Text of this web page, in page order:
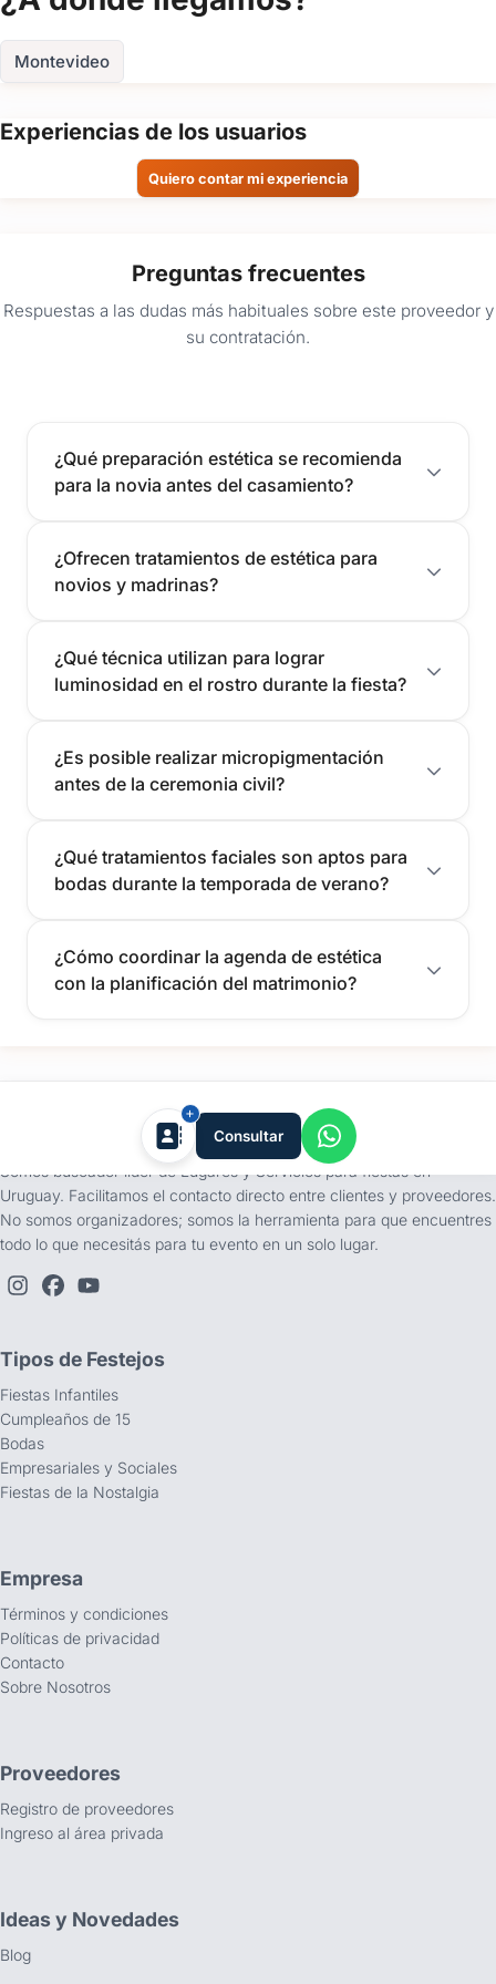
FOTOS
Montevideo
Experiencias de los usuarios
Quiero contar mi experiencia
Preguntas frecuentes
Respuestas a las dudas más habituales sobre este proveedor y
su contratación.
¿Qué preparación estética se recomienda
para la novia antes del casamiento?
¿Ofrecen tratamientos de estética para
novios y madrinas?
¿Qué técnica utilizan para lograr
luminosidad en el rostro durante la fiesta?
¿Es posible realizar micropigmentación
antes de la ceremonia civil?
¿Qué tratamientos faciales son aptos para
bodas durante la temporada de verano?
¿Cómo coordinar la agenda de estética
con la planificación del matrimonio?
Consultar
tufiesta.com.uy
Somos buscador líder de Lugares y Servicios para fiestas en
Uruguay. Facilitamos el contacto directo entre clientes y proveedores.
No somos organizadores; somos la herramienta para que encuentres
todo lo que necesitás para tu evento en un solo lugar.
Tipos de Festejos
Fiestas Infantiles
Cumpleaños de 15
Bodas
Empresariales y Sociales
Fiestas de la Nostalgia
Empresa
Términos y condiciones
Políticas de privacidad
Contacto
Sobre Nosotros
Proveedores
Registro de proveedores
Ingreso al área privada
Ideas y Novedades
Blog